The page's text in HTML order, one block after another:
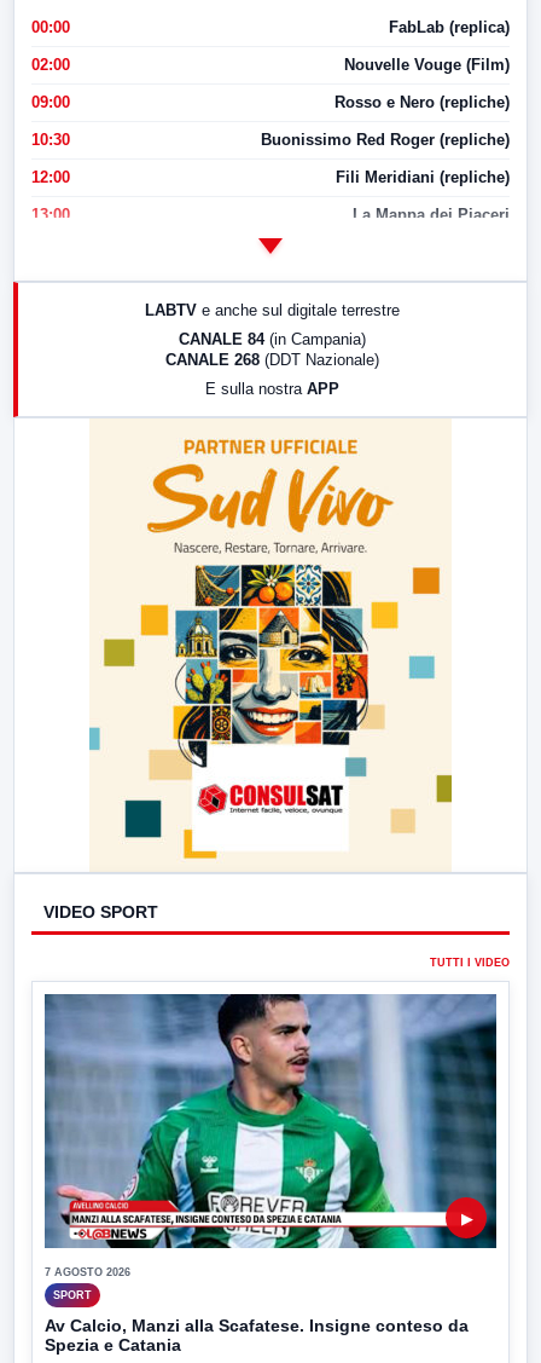
00:00 FabLab (replica)
02:00 Nouvelle Vouge (Film)
09:00 Rosso e Nero (repliche)
10:30 Buonissimo Red Roger (repliche)
12:00 Fili Meridiani (repliche)
13:00 La Mappa dei Piaceri
LABTV e anche sul digitale terrestre
CANALE 84 (in Campania)
CANALE 268 (DDT Nazionale)
E sulla nostra APP
VIDEO SPORT
TUTTI I VIDEO
▶
7 AGOSTO 2026
SPORT
Av Calcio, Manzi alla Scafatese. Insigne conteso da
Spezia e Catania